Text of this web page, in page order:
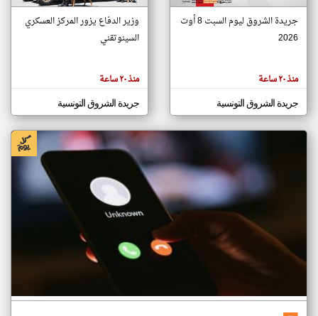
اخبار تونس على مدار الساعة
أهم اخبار تونس العاجلة والمباشرة
المقالات
الموجوده
هنا عن
كاتبيها.
جريدة الشروق ليوم السبت 8 أوت
2026
منذ ٢٠ ساعة
جريدة الشروق التونسية
وزير الدفاع يزور المركز العسكري
السينوتقني
منذ ٢٠ ساعة
جريدة الشروق التونسية
klyoum.com